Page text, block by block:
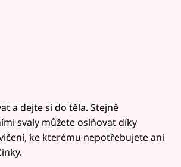
a dejte si do těla. Stejně
svaly můžete oslňovat díky
ke kterému nepotřebujete ani